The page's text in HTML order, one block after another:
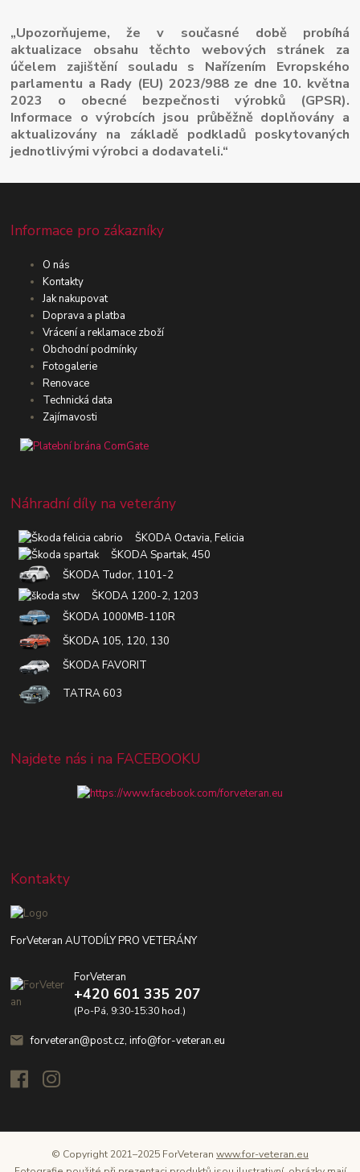
„Upozorňujeme, že v současné době probíhá
aktualizace obsahu těchto webových stránek za
účelem zajištění souladu s Nařízením Evropského
parlamentu a Rady (EU) 2023/988 ze dne 10. května
2023 o obecné bezpečnosti výrobků (GPSR).
Informace o výrobcích jsou průběžně doplňovány a
aktualizovány na základě podkladů poskytovaných
jednotlivými výrobci a dodavateli.“
Informace pro zákazníky
O nás
Kontakty
Jak nakupovat
Doprava a platba
Vrácení a reklamace zboží
Obchodní podmínky
Fotogalerie
Renovace
Technická data
Zajímavosti
Náhradní díly na veterány
ŠKODA Octavia, Felicia
ŠKODA Spartak, 450
ŠKODA Tudor, 1101-2
ŠKODA 1200-2, 1203
ŠKODA 1000MB-110R
ŠKODA 105, 120, 130
ŠKODA FAVORIT
TATRA 603
Najdete nás i na FACEBOOKU
Kontakty
ForVeteran AUTODÍLY PRO VETERÁNY
ForVeteran
+420 601 335 207
(Po-Pá, 9:30-15:30 hod.)
forveteran@post.cz, info@for-veteran.eu
© Copyright 2021–2025 ForVeteran www.for-veteran.eu